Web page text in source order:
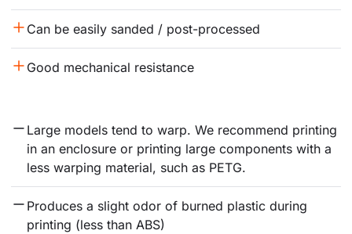
Can be easily sanded / post-processed
Good mechanical resistance
Large models tend to warp. We recommend printing
in an enclosure or printing large components with a
less warping material, such as PETG.
Produces a slight odor of burned plastic during
printing (less than ABS)